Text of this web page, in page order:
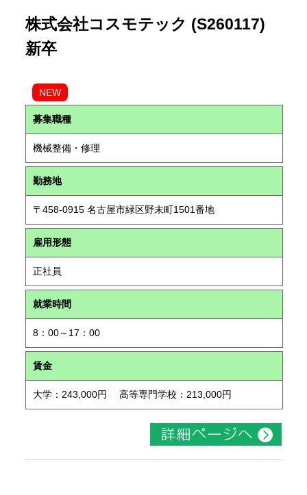
株式会社コスモテック (S260117)
新卒
NEW
募集職種
機械整備・修理
勤務地
〒458-0915 名古屋市緑区野末町1501番地
雇用形態
正社員
就業時間
8：00～17：00
賃金
大学：243,000円 高等専門学校：213,000円